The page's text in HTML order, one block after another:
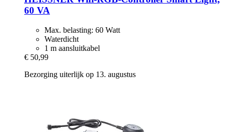
60 VA
Max. belasting: 60 Watt
Waterdicht
1 m aansluitkabel
€ 50,99
Bezorging uiterlijk op 13. augustus